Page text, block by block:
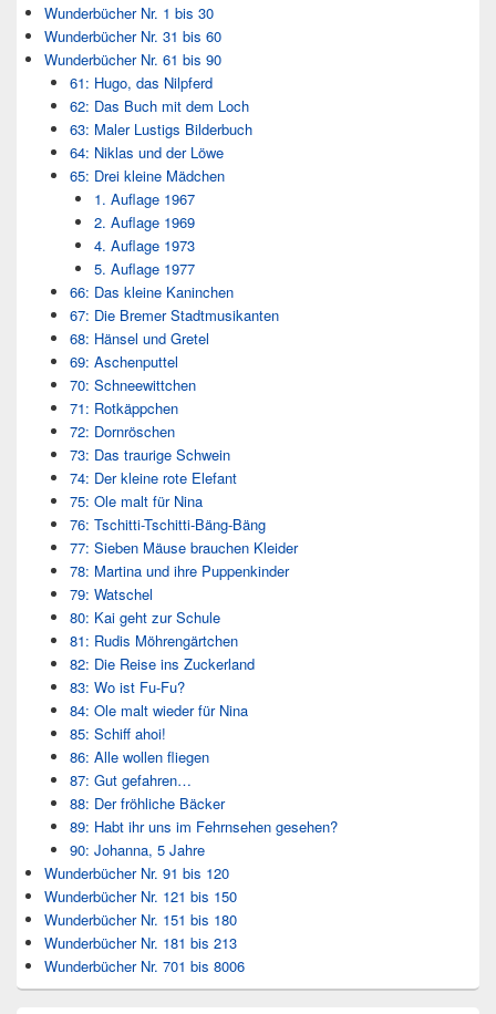
Wunderbücher Nr. 1 bis 30
Wunderbücher Nr. 31 bis 60
Wunderbücher Nr. 61 bis 90
61: Hugo, das Nilpferd
62: Das Buch mit dem Loch
63: Maler Lustigs Bilderbuch
64: Niklas und der Löwe
65: Drei kleine Mädchen
1. Auflage 1967
2. Auflage 1969
4. Auflage 1973
5. Auflage 1977
66: Das kleine Kaninchen
67: Die Bremer Stadtmusikanten
68: Hänsel und Gretel
69: Aschenputtel
70: Schneewittchen
71: Rotkäppchen
72: Dornröschen
73: Das traurige Schwein
74: Der kleine rote Elefant
75: Ole malt für Nina
76: Tschitti-Tschitti-Bäng-Bäng
77: Sieben Mäuse brauchen Kleider
78: Martina und ihre Puppenkinder
79: Watschel
80: Kai geht zur Schule
81: Rudis Möhrengärtchen
82: Die Reise ins Zuckerland
83: Wo ist Fu-Fu?
84: Ole malt wieder für Nina
85: Schiff ahoi!
86: Alle wollen fliegen
87: Gut gefahren…
88: Der fröhliche Bäcker
89: Habt ihr uns im Fehrnsehen gesehen?
90: Johanna, 5 Jahre
Wunderbücher Nr. 91 bis 120
Wunderbücher Nr. 121 bis 150
Wunderbücher Nr. 151 bis 180
Wunderbücher Nr. 181 bis 213
Wunderbücher Nr. 701 bis 8006